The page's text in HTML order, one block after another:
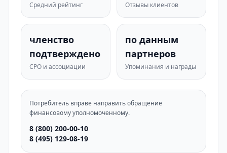
Средний рейтинг Отзывы клиентов
членство
подтверждено
СРО и ассоциации
по данным
партнеров
Упоминания и награды
Потребитель вправе направить обращение
финансовому уполномоченному.
8 (800) 200-00-10
8 (495) 129-08-19